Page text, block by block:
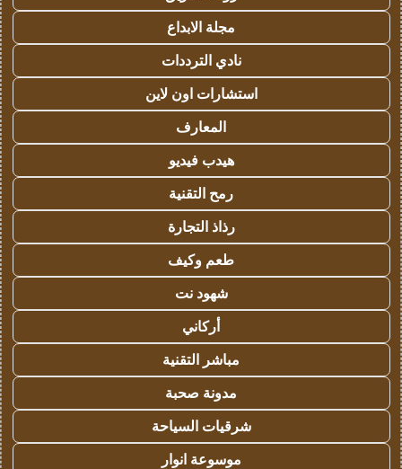
مجلة الابداع
نادي الترددات
استشارات اون لاين
المعارف
هيدب فيديو
رمح التقنية
رذاذ التجارة
طعم وكيف
شهود نت
أركاني
مباشر التقنية
مدونة صحبة
شرقيات السياحة
موسوعة انوار